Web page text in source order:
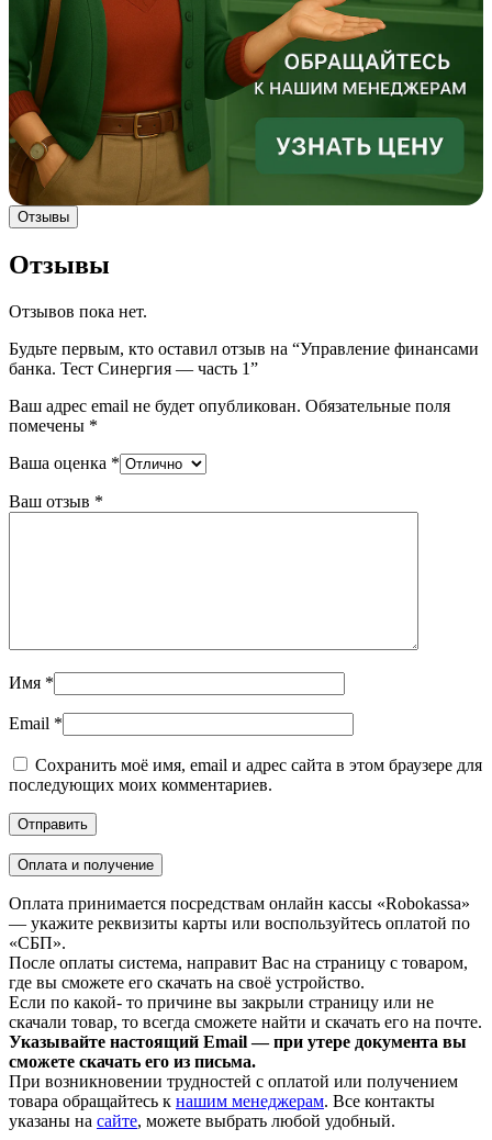
Отзывы
Отзывы
Отзывов пока нет.
Будьте первым, кто оставил отзыв на “Управление финансами
банка. Тест Синергия — часть 1”
Ваш адрес email не будет опубликован. Обязательные поля
помечены *
Ваша оценка *
Ваш отзыв *
Имя *
Email *
Сохранить моё имя, email и адрес сайта в этом браузере для
последующих моих комментариев.
Оплата и получение
Оплата принимается посредствам онлайн кассы «Robokassa»
— укажите реквизиты карты или воспользуйтесь оплатой по
«СБП».
После оплаты система, направит Вас на страницу с товаром,
где вы сможете его скачать на своё устройство.
Если по какой- то причине вы закрыли страницу или не
скачали товар, то всегда сможете найти и скачать его на почте.
Указывайте настоящий Email — при утере документа вы
сможете скачать его из письма.
При возникновении трудностей с оплатой или получением
товара обращайтесь к нашим менеджерам. Все контакты
указаны на сайте, можете выбрать любой удобный.